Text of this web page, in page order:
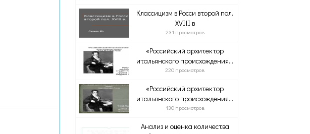
Классицизм в Росси второй пол.
XVІІІ в
231 просмотров
«Российский архитектор
итальянского происхождения...
220 просмотров
«Российский архитектор
итальянского происхождения...
130 просмотров
Анализ и оценка количества